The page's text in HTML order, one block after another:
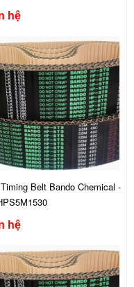
hệ
Belt Bando Chemical -
hệ